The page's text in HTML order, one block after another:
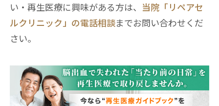
い・再生医療に興味がある方は、 当院「リペアセ
ルクリニック」の電話相談までお問い合わせくだ
さい。